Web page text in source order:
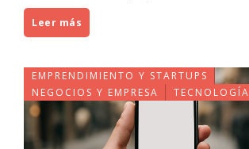
Leer más
EMPRENDIMIENTO Y STARTUPS
NEGOCIOS Y EMPRESA
TECNOLOGÍA